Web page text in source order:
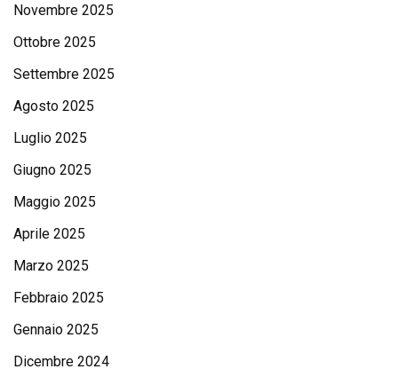
Novembre 2025
Ottobre 2025
Settembre 2025
Agosto 2025
Luglio 2025
Giugno 2025
Maggio 2025
Aprile 2025
Marzo 2025
Febbraio 2025
Gennaio 2025
Dicembre 2024